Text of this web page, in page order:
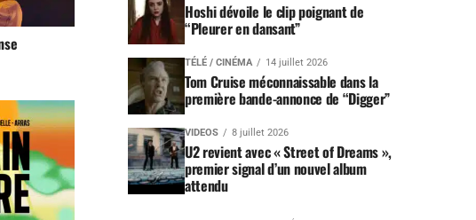
Hoshi dévoile le clip poignant de
“Pleurer en dansant”
TÉLÉ / CINÉMA 14 juillet 2026
Tom Cruise méconnaissable dans la
première bande-annonce de “Digger”
VIDEOS 8 juillet 2026
U2 revient avec « Street of Dreams »,
premier signal d’un nouvel album
attendu